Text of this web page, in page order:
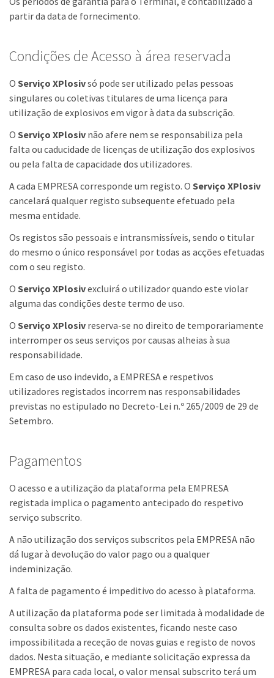
partir da data de fornecimento.
Condições de Acesso à área reservada
O Serviço XPlosivsó pode ser utilizado pelas pessoas
singulares ou coletivas titulares de uma licença para
utilização de explosivos em vigor à data da subscrição.
O Serviço XPlosiv não afere nem se responsabiliza pela
falta ou caducidade de licenças de utilização dos explosivos
ou pela falta de capacidade dos utilizadores.
A cada EMPRESA corresponde um registo. O Serviço XPlosiv
cancelará qualquer registo subsequente efetuado pela
mesma entidade.
Os registos são pessoais e intransmissíveis, sendo o titular
do mesmo o único responsável por todas as acções efetuadas
com o seu registo.
O Serviço XPlosivexcluirá o utilizador quando este violar
alguma das condições deste termo de uso.
O Serviço XPlosiv reserva-se no direito de temporariamente
interromper os seus serviços por causas alheias à sua
responsabilidade.
Em caso de uso indevido, a EMPRESA e respetivos
utilizadores registados incorrem nas responsabilidades
previstas no estipulado no Decreto-Lei n.º 265/2009 de 29 de
Setembro.
Pagamentos
O acesso e a utilização da plataforma pela EMPRESA
registada implica o pagamento antecipado do respetivo
serviço subscrito.
A não utilização dos serviços subscritos pela EMPRESA não
dá lugar à devolução do valor pago ou a qualquer
indeminização.
A falta de pagamento é impeditivo do acesso à plataforma.
A utilização da plataforma pode ser limitada à modalidade de
consulta sobre os dados existentes, ficando neste caso
impossibilitada a receção de novas guias e registo de novos
dados. Nesta situação, e mediante solicitação expressa da
EMPRESA para cada local, o valor mensal subscrito terá um